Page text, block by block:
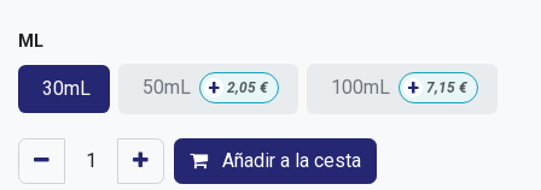
ML
30mL 50mL + 2,05 € 100mL + 7,15 €
Añadir a la cesta